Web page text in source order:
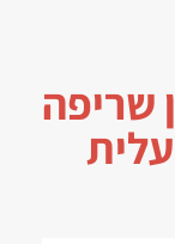
שריפה